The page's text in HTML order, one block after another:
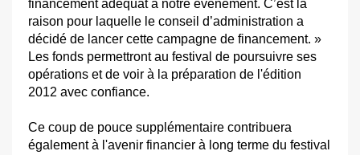
financement adéquat à notre événement. C’est la
raison pour laquelle le conseil d’administration a
décidé de lancer cette campagne de financement. »
Les fonds permettront au festival de poursuivre ses
opérations et de voir à la préparation de l'édition
2012 avec confiance.
Ce coup de pouce supplémentaire contribuera
également à l'avenir financier à long terme du festival